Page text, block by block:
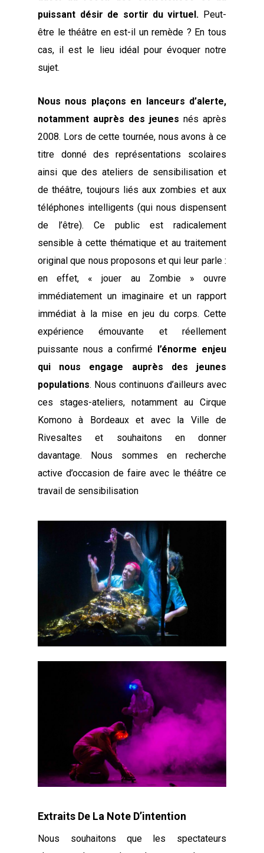
puissant désir de sortir du virtuel. Peut-
être le théâtre en est-il un remède ? En tous
cas, il est le lieu idéal pour évoquer notre
sujet.
Nous nous plaçons en lanceurs d’alerte,
notamment auprès des jeunes nés après
2008. Lors de cette tournée, nous avons à ce
titre donné des représentations scolaires
ainsi que des ateliers de sensibilisation et
de théâtre, toujours liés aux zombies et aux
téléphones intelligents (qui nous dispensent
de l’être). Ce public est radicalement
sensible à cette thématique et au traitement
original que nous proposons et qui leur parle :
en effet, « jouer au Zombie » ouvre
immédiatement un imaginaire et un rapport
immédiat à la mise en jeu du corps. Cette
expérience émouvante et réellement
puissante nous a confirmé l’énorme enjeu
qui nous engage auprès des jeunes
populations. Nous continuons d’ailleurs avec
ces stages-ateliers, notamment au Cirque
Komono à Bordeaux et avec la Ville de
Rivesaltes et souhaitons en donner
davantage. Nous sommes en recherche
active d’occasion de faire avec le théâtre ce
travail de sensibilisation
Extraits De La Note D’intention
Nous souhaitons que les spectateurs